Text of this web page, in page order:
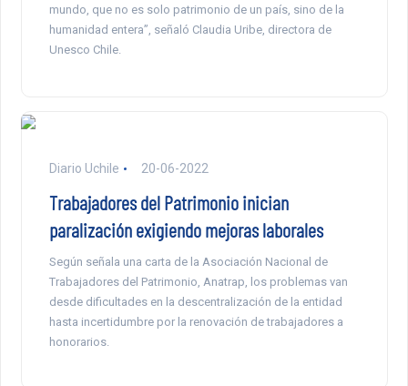
mundo, que no es solo patrimonio de un país, sino de la
humanidad entera”, señaló Claudia Uribe, directora de
Unesco Chile.
Diario Uchile 20-06-2022
Trabajadores del Patrimonio inician
paralización exigiendo mejoras laborales
Según señala una carta de la Asociación Nacional de
Trabajadores del Patrimonio, Anatrap, los problemas van
desde dificultades en la descentralización de la entidad
hasta incertidumbre por la renovación de trabajadores a
honorarios.